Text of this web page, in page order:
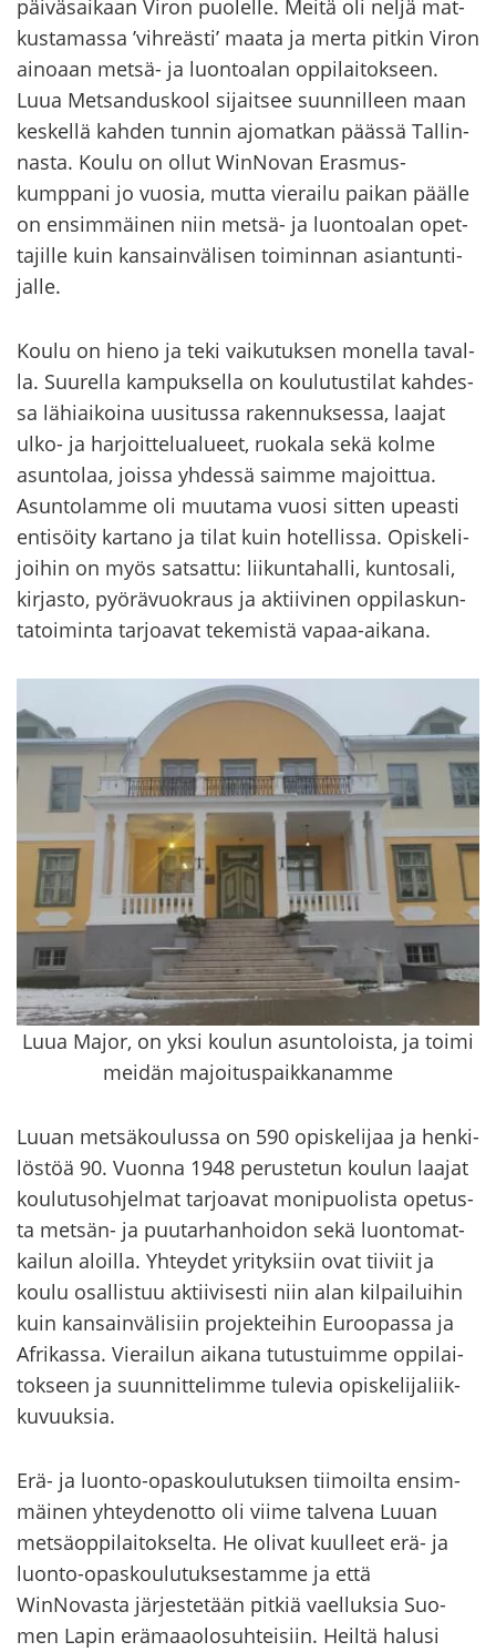
päi­vä­sai­kaan Viron puo­lel­le. Meitä oli neljä mat­
kus­ta­mas­sa ’vih­reäs­ti’ maata ja merta pit­kin Viron
ai­no­aan metsä-​ ja luon­toa­lan op­pi­lai­tok­seen.
Luua Met­san­dus­kool si­jait­see suun­nil­leen maan
kes­kel­lä kah­den tun­nin ajo­mat­kan pääs­sä Tal­lin­
nas­ta. Koulu on ollut WinNovan Erasmus-​
kumppani jo vuo­sia, mutta vie­rai­lu pai­kan pääl­le
on en­sim­mäi­nen niin metsä-​ ja luon­toa­lan opet­
ta­jil­le kuin kan­sain­vä­li­sen toi­min­nan asian­tun­ti­
jal­le.
Koulu on hieno ja teki vai­ku­tuk­sen mo­nel­la ta­val­
la. Suu­rel­la kam­puk­sel­la on kou­lu­tus­ti­lat kah­des­
sa lä­hiai­koi­na uusi­tus­sa ra­ken­nuk­ses­sa, laa­jat
ulko- ja har­joit­te­lua­lu­eet, ruo­ka­la sekä kolme
asun­to­laa, jois­sa yh­des­sä saim­me ma­joit­tua.
Asun­to­lam­me oli muu­ta­ma vuosi sit­ten upeas­ti
en­ti­söi­ty kar­ta­no ja tilat kuin ho­tel­lis­sa. Opis­ke­li­
joi­hin on myös sat­sat­tu: lii­kun­ta­hal­li, kun­to­sa­li,
kir­jas­to, pyö­rä­vuo­kraus ja ak­tii­vi­nen op­pi­las­kun­
ta­toi­min­ta tar­joa­vat te­ke­mis­tä vapaa-​aikana.
Luua Major, on yksi koulun asuntoloista, ja toimi
meidän majoituspaikkanamme
Luuan met­sä­kou­lus­sa on 590 opis­ke­li­jaa ja hen­ki­
lös­töä 90. Vuon­na 1948 pe­rus­te­tun kou­lun laa­jat
kou­lu­tus­oh­jel­mat tar­joa­vat mo­ni­puo­lis­ta ope­tus­
ta metsän-​ ja puu­tar­han­hoi­don sekä luon­to­mat­
kai­lun aloil­la. Yh­tey­det yri­tyk­siin ovat tii­viit ja
koulu osal­lis­tuu ak­tii­vi­ses­ti niin alan kil­pai­lui­hin
kuin kan­sain­vä­li­siin pro­jek­tei­hin Eu­roo­pas­sa ja
Afri­kas­sa. Vie­rai­lun ai­ka­na tu­tus­tuim­me op­pi­lai­
tok­seen ja suun­nit­te­lim­me tu­le­via opis­ke­li­ja­liik­
ku­vuuk­sia.
Erä- ja luonto-​opaskoulutuksen tii­moil­ta en­sim­
mäi­nen yh­tey­den­ot­to oli viime tal­ve­na Luuan
met­sä­op­pi­lai­tok­sel­ta. He oli­vat kuul­leet erä- ja
luonto-​opaskoulutuksestamme ja että
WinNovasta jär­jes­te­tään pit­kiä vael­luk­sia Suo­
men Lapin erä­maa­olo­suh­tei­siin. Heil­tä ha­lusi